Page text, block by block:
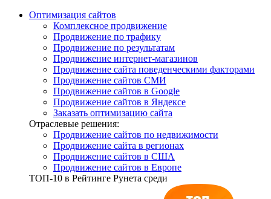
Оптимизация сайтов
Комплексное продвижение
Продвижение по трафику
Продвижение по результатам
Продвижение интернет-магазинов
Продвижение сайта поведенческими факторами
Продвижение сайтов СМИ
Продвижение сайтов в Google
Продвижение сайтов в Яндексе
Заказать оптимизацию сайта
Отраслевые решения:
Продвижение сайтов по недвижимости
Продвижение сайта в регионах
Продвижение сайтов в США
Продвижение сайтов в Европе
ТОП-10 в Рейтинге Рунета среди